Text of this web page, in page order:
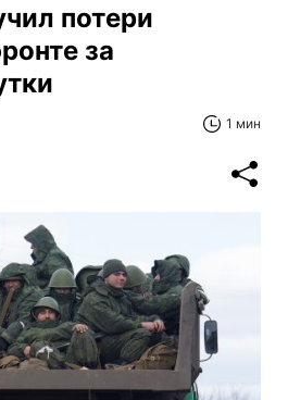
потери
за
1 мин